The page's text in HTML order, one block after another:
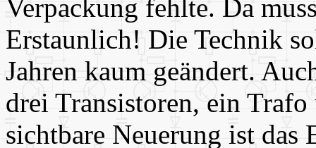
Verpackung fehlte. Da
Erstaunlich! Die Technik
Jahren kaum geändert.
drei Transistoren, ein
sichtbare Neuerung ist